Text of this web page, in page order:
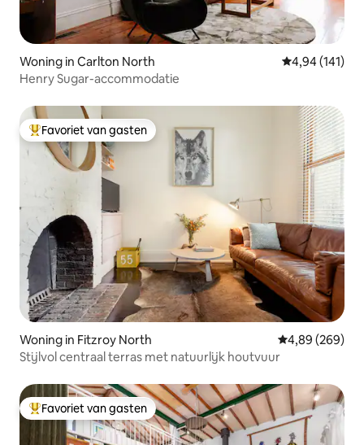
Woning in Carlton North Gemiddelde
4,94 (141)
Henry Sugar-accommodatie
Topfavoriet van gasten
Favoriet van gasten
Woning in Fitzroy North Gemiddelde
4,89 (269)
Stijlvol centraal terras met natuurlijk houtvuur
Topfavoriet van gasten
Favoriet van gasten